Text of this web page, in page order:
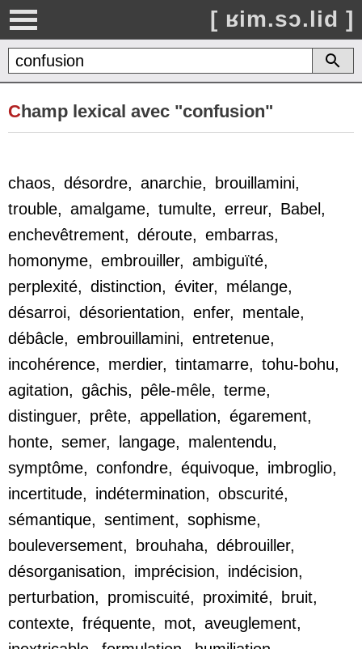
[ ʁim.sɔ.lid ]
Champ lexical avec "confusion"
chaos, désordre, anarchie, brouillamini,
trouble, amalgame, tumulte, erreur, Babel,
enchevêtrement, déroute, embarras,
homonyme, embrouiller, ambiguïté,
perplexité, distinction, éviter, mélange,
désarroi, désorientation, enfer, mentale,
débâcle, embrouillamini, entretenue,
incohérence, merdier, tintamarre, tohu-bohu,
agitation, gâchis, pêle-mêle, terme,
distinguer, prête, appellation, égarement,
honte, semer, langage, malentendu,
symptôme, confondre, équivoque, imbroglio,
incertitude, indétermination, obscurité,
sémantique, sentiment, sophisme,
bouleversement, brouhaha, débrouiller,
désorganisation, imprécision, indécision,
perturbation, promiscuité, proximité, bruit,
contexte, fréquente, mot, aveuglement,